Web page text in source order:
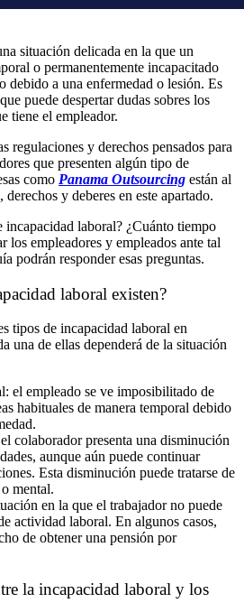
situación delicada en la que un
o permanentemente incapacitado
debido a una enfermedad o lesión. Es
puede despertar dudas sobres los
tiene el empleador.
regulaciones y derechos pensados para
que presenten algún tipo de
como Panama Outsourcing están al
y deberes en este apartado.
incapacidad laboral? ¿Cuánto tiempo
los empleadores y empleados ante tal
podrán responder esas preguntas.
laboral existen?
tipos de incapacidad laboral en
una de ellas dependerá de la situación
el empleado se ve imposibilitado de
habituales de manera temporal debido
colaborador presenta una disminución
aunque aún puede continuar
Esta disminución puede tratarse de
mental.
en la que el trabajador no puede
actividad laboral. En algunos casos,
de obtener una pensión por
la incapacidad laboral y los